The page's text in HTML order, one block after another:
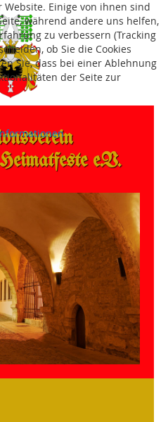
e.V.
Einige von ihnen sind
während andere uns helfen,
zu verbessern (Tracking
ob Sie die Cookies
Sie, dass bei einer Ablehnung
der Seite zur